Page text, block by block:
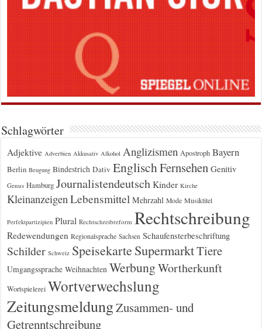
Schlagwörter
Adjektive Adverbien Akkusativ Alkohol Anglizismen Apostroph Bayern
Berlin Beugung Bindestrich Dativ EnglischFernsehen Genitiv
Genus Hamburg Journalistendeutsch Kinder Kirche
Kleinanzeigen Lebensmittel Mehrzahl Mode Musiktitel
Perfektpartizipien Plural Rechtschreibreform Rechtschreibung
Redewendungen Regionalsprache Sachsen Schaufensterbeschriftung
Schilder Schweiz Speisekarte SupermarktTiere
Umgangssprache Weihnachten WerbungWortherkunft
Wortspielerei Wortverwechslung
ZeitungsmeldungZusammen- und
Getrenntschreibung